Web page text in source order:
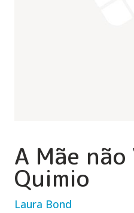
A Mãe
Quimio
Laura Bond